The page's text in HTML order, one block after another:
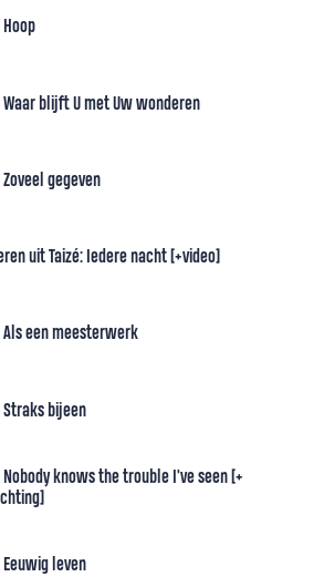
Waar blijft U met Uw wonderen
Zoveel gegeven
uit Taizé: Iedere nacht [+video]
Als een meesterwerk
Straks bijeen
Nobody knows the trouble I've seen [+
Eeuwig leven